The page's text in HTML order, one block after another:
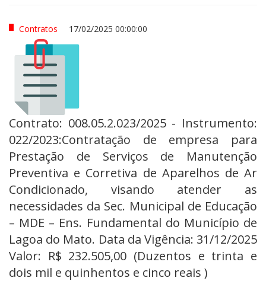
Contratos 17/02/2025 00:00:00
Contrato: 008.05.2.023/2025 - Instrumento:
022/2023:Contratação de empresa para
Prestação de Serviços de Manutenção
Preventiva e Corretiva de Aparelhos de Ar
Condicionado, visando atender as
necessidades da Sec. Municipal de Educação
– MDE – Ens. Fundamental do Município de
Lagoa do Mato. Data da Vigência: 31/12/2025
Valor: R$ 232.505,00 (Duzentos e trinta e
dois mil e quinhentos e cinco reais )